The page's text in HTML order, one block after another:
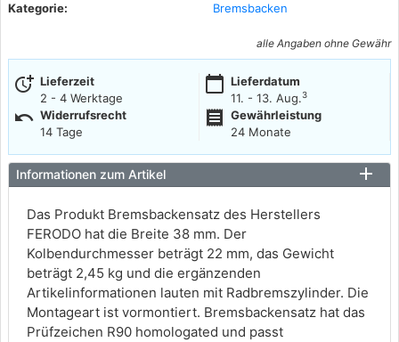
Kategorie:
Bremsbacken
alle Angaben ohne Gewähr
more_time Lieferzeit
2 - 4 Werktage
calendar_today Lieferdatum
11. - 13. Aug.3
undo Widerrufsrecht
14 Tage
receipt
Gewährleistung
24 Monate
Informationen zum Artikel
Das Produkt Bremsbackensatz des Herstellers
FERODO hat die Breite 38 mm. Der
Kolbendurchmesser beträgt 22 mm, das Gewicht
beträgt 2,45 kg und die ergänzenden
Artikelinformationen lauten mit Radbremszylinder. Die
Montageart ist vormontiert. Bremsbackensatz hat das
Prüfzeichen R90 homologated und passt